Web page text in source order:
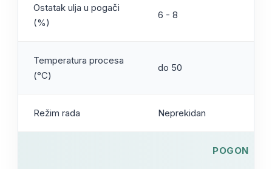
Ostatak ulja u pogači
(%)
6 - 8
Temperatura procesa
(°C)
do 50
Režim rada Neprekidan
POGON